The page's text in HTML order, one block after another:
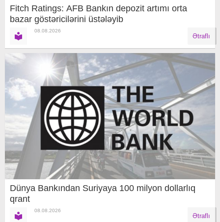
Fitch Ratings: AFB Bankın depozit artımı orta
bazar göstəricilərini üstələyib
08.08.2026
Ətraflı
Dünya Bankından Suriyaya 100 milyon dollarlıq
qrant
08.08.2026
Ətraflı